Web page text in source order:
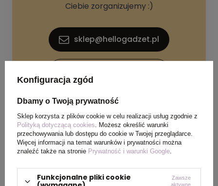
Ciebie zorganizujemy :)
sklep@hellogadzet.pl
SPECYFIKACJA PRODUKTU
Materiał Poliester
Konfiguracja zgód
Dbamy o Twoją prywatność
Sklep korzysta z plików cookie w celu realizacji usług zgodnie z
Polityką dotyczącą cookies. Możesz określić warunki
przechowywania lub dostępu do cookie w Twojej przeglądarce.
Więcej informacji na temat warunków i prywatności można
znaleźć także na stronie Prywatność i warunki Google.
Funkcjonalne pliki cookie
Zawsze
aktywne